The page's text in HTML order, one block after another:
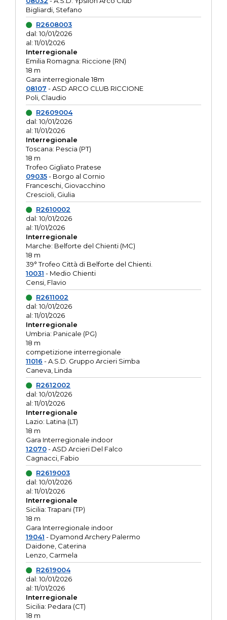
Bigliardi, Stefano
R2608003
dal: 10/01/2026
al: 11/01/2026
Interregionale
Emilia Romagna: Riccione (RN)
18 m
Gara interregionale 18m
08107 - ASD ARCO CLUB RICCIONE
Poli, Claudio
R2609004
dal: 10/01/2026
al: 11/01/2026
Interregionale
Toscana: Pescia (PT)
18 m
Trofeo Gigliato Pratese
09035- Borgo al Cornio
Franceschi, Giovacchino
Crescioli, Giulia
R2610002
dal: 10/01/2026
al: 11/01/2026
Interregionale
Marche: Belforte del Chienti (MC)
18 m
39° Trofeo Città di Belforte del Chienti.
10031 - Medio Chienti
Censi, Flavio
R2611002
dal: 10/01/2026
al: 11/01/2026
Interregionale
Umbria: Panicale (PG)
18 m
competizione interregionale
11016 - A.S.D. Gruppo Arcieri Simba
Caneva, Linda
R2612002
dal: 10/01/2026
al: 11/01/2026
Interregionale
Lazio: Latina (LT)
18 m
Gara Interregionale indoor
12070- ASD Arcieri Del Falco
Cagnacci, Fabio
R2619003
dal: 10/01/2026
al: 11/01/2026
Interregionale
Sicilia: Trapani (TP)
18 m
Gara Interregionale indoor
19041 - Dyamond Archery Palermo
Daidone, Caterina
Lenzo, Carmela
R2619004
dal: 10/01/2026
al: 11/01/2026
Interregionale
Sicilia: Pedara (CT)
18 m